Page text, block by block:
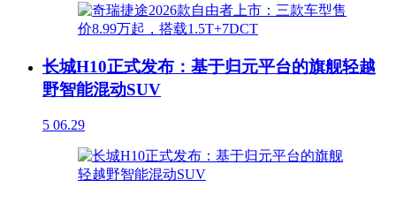
长城H10正式发布：基于归元平台的旗舰轻越
野智能混动SUV
5 06.29